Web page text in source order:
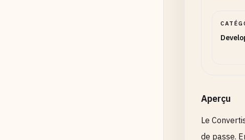
Aperçu
Le
de passe.